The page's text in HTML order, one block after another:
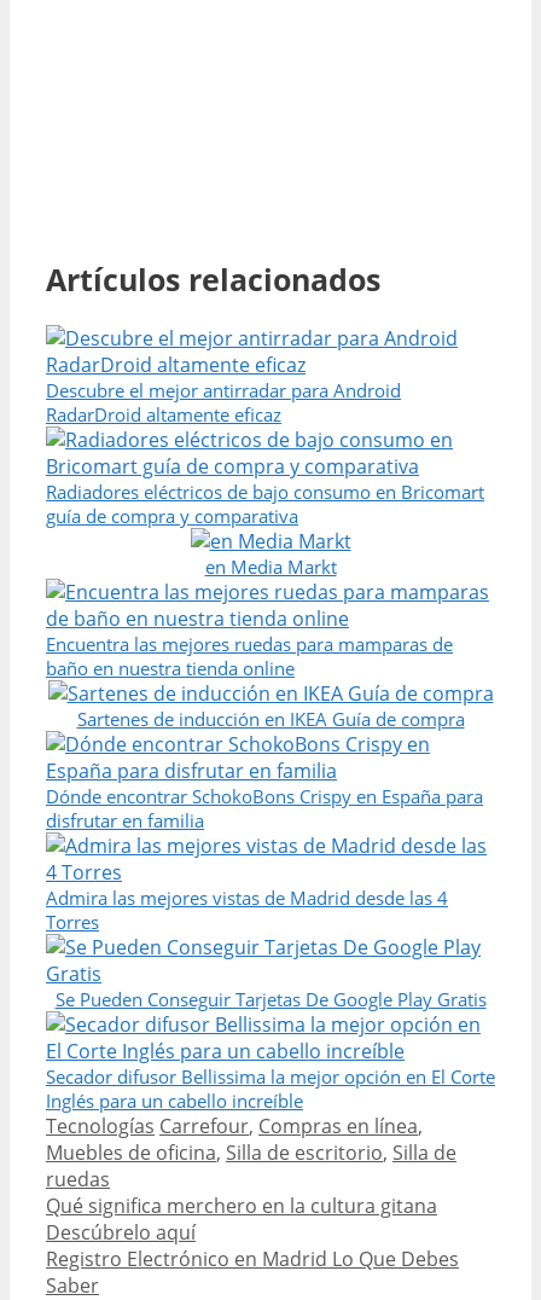
Artículos relacionados
Descubre el mejor antirradar para Android
RadarDroid altamente eficaz
Radiadores eléctricos de bajo consumo en Bricomart
guía de compra y comparativa
en Media Markt
Encuentra las mejores ruedas para mamparas de
baño en nuestra tienda online
Sartenes de inducción en IKEA Guía de compra
Dónde encontrar SchokoBons Crispy en España para
disfrutar en familia
Admira las mejores vistas de Madrid desde las 4
Torres
Se Pueden Conseguir Tarjetas De Google Play Gratis
Secador difusor Bellissima la mejor opción en El Corte
Inglés para un cabello increíble
Categories
Tecnologías Tags
Carrefour, Compras en línea,
Muebles de oficina, Silla de escritorio, Silla de
ruedas
Post
navigation
Qué significa merchero en la cultura gitana
Descúbrelo aquí
Registro Electrónico en Madrid Lo Que Debes
Saber